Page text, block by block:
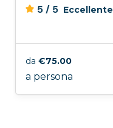
5 / 5 Eccellente
da €75.00
a persona